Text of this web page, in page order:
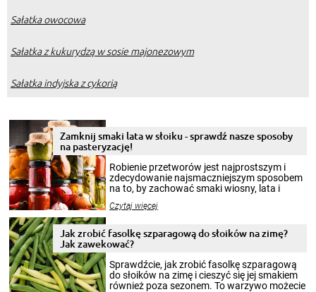
Sałatka owocowa
Sałatka z kukurydzą w sosie majonezowym
Sałatka indyjska z cykorią
Zamknij smaki lata w słoiku - sprawdź nasze sposoby
na pasteryzację!
Robienie przetworów jest najprostszym i
zdecydowanie najsmaczniejszym sposobem
na to, by zachować smaki wiosny, lata i
krajobrazów, by cieszyć nimi oko w sezonie
pełni poczuć atmosferę cieplejszych
miesięcy. Przygotowanie słoików ze
smakowitą zawartością musi obejmować
patenty, które pozwolą zachować świeżość
przetworów.
Czytaj więcej
Jak zrobić fasolkę szparagową do słoików na zimę?
Jak zawekować?
Sprawdźcie, jak zrobić fasolkę szparagową
do słoików na zimę i cieszyć się jej smakiem
również poza sezonem. To warzywo możecie